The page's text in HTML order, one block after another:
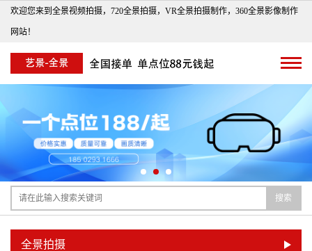
欢迎您来到全景视频拍摄，720全景拍摄，VR全景拍摄制作，360全景影像制作
网站！
搜索
全景拍摄